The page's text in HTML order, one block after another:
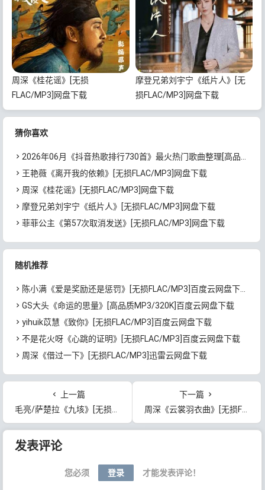
周深《桂花谣》[无损
FLAC/MP3]网盘下载
摩登兄弟刘宇宁《纸片人》[无
损FLAC/MP3]网盘下载
猜你喜欢
2026年06月《抖音热歌排行730首》最火热门歌曲整理[高品质MP3/320K/5.35GB]百度云网盘下载
王艳薇《离开我的依赖》[无损FLAC/MP3]网盘下载
周深《桂花谣》[无损FLAC/MP3]网盘下载
摩登兄弟刘宇宁《纸片人》[无损FLAC/MP3]网盘下载
菲菲公主《第57次取消发送》[无损FLAC/MP3]网盘下载
随机推荐
陈小满《爱是奖励还是惩罚》[无损FLAC/MP3]百度云网盘下载
GS大头《命运的思量》[高品质MP3/320K]百度云网盘下载
yihuik苡慧《致你》[无损FLAC/MP3]百度云网盘下载
不是花火呀《心跳的证明》[无损FLAC/MP3]百度云网盘下载
周深《借过一下》[无损FLAC/MP3]迅雷云网盘下载
上一篇
毛亮/萨楚拉《九垓》[无损FLAC/MP3]百度云网盘下载
下一篇
周深《云裳羽衣曲》[无损FLAC/MP3]网盘下载
发表评论
您必须 登录 才能发表评论！